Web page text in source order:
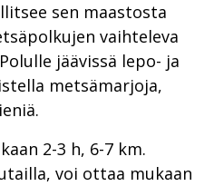
sen maastosta
vaihteleva
jäävissä lepo- ja
metsämarjoja,
2-3 h, 6-7 km.
voi ottaa mukaan